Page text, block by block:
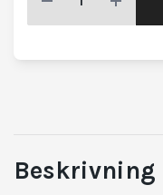
Beskrivning